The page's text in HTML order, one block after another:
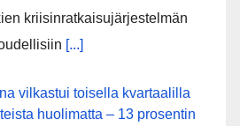
kriisinratkaisujärjestelmän
[...]
vilkastui toisella kvartaalilla
huolimatta – 13 prosentin